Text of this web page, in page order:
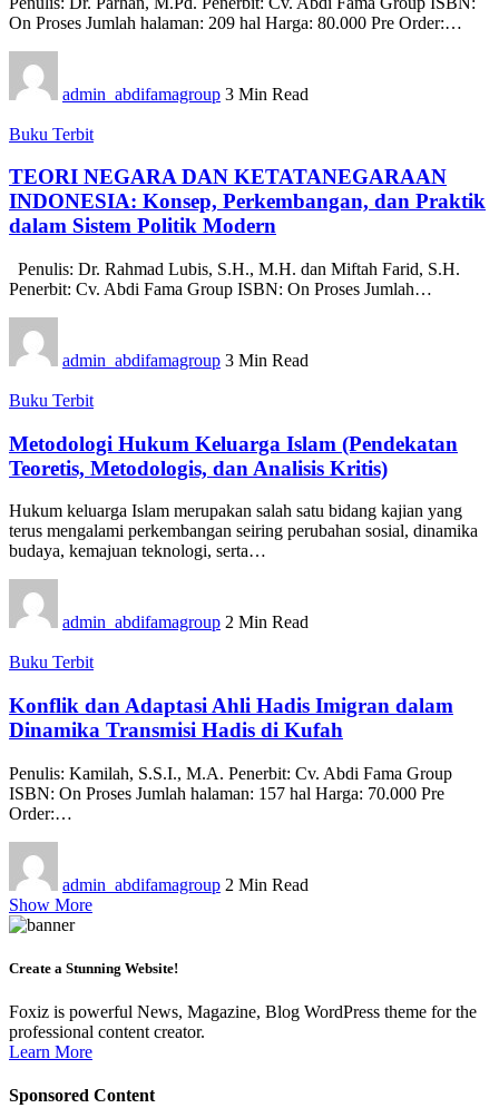
On Proses Jumlah halaman: 209 hal Harga: 80.000 Pre Order:…
admin_abdifamagroup 3 Min Read
Buku Terbit
TEORI NEGARA DAN KETATANEGARAAN
INDONESIA: Konsep, Perkembangan, dan Praktik
dalam Sistem Politik Modern
Penulis: Dr. Rahmad Lubis, S.H., M.H. dan Miftah Farid, S.H.
Penerbit: Cv. Abdi Fama Group ISBN: On Proses Jumlah…
admin_abdifamagroup 3 Min Read
Buku Terbit
Metodologi Hukum Keluarga Islam (Pendekatan
Teoretis, Metodologis, dan Analisis Kritis)
Hukum keluarga Islam merupakan salah satu bidang kajian yang
terus mengalami perkembangan seiring perubahan sosial, dinamika
budaya, kemajuan teknologi, serta…
admin_abdifamagroup 2 Min Read
Buku Terbit
Konflik dan Adaptasi Ahli Hadis Imigran dalam
Dinamika Transmisi Hadis di Kufah
Penulis: Kamilah, S.S.I., M.A. Penerbit: Cv. Abdi Fama Group
ISBN: On Proses Jumlah halaman: 157 hal Harga: 70.000 Pre
Order:…
admin_abdifamagroup 2 Min Read
Show More
Create a Stunning Website!
Foxiz is powerful News, Magazine, Blog WordPress theme for the
professional content creator.
Learn More
Sponsored Content